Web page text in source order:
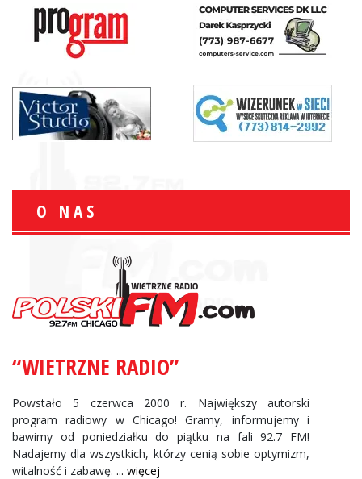
O NAS
“WIETRZNE RADIO”
Powstało 5 czerwca 2000 r. Największy autorski
program radiowy w Chicago! Gramy, informujemy i
bawimy od poniedziałku do piątku na fali 92.7 FM!
Nadajemy dla wszystkich, którzy cenią sobie optymizm,
witalność i zabawę. ... więcej